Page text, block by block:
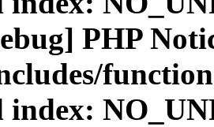
PHP
index: